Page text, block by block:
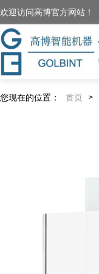
欢迎访问高博官方网站！
您现在的位置： 首页 >